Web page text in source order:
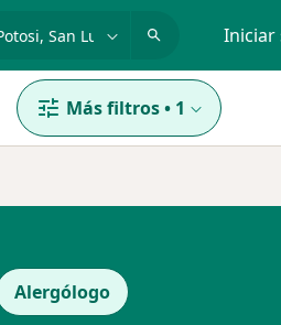
Iniciar
Más filtros• 1
Alergólogo